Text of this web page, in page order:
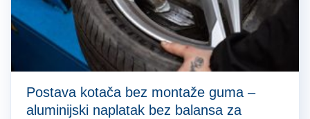
Postava kotača bez montaže guma –
aluminijski naplatak bez balansa za